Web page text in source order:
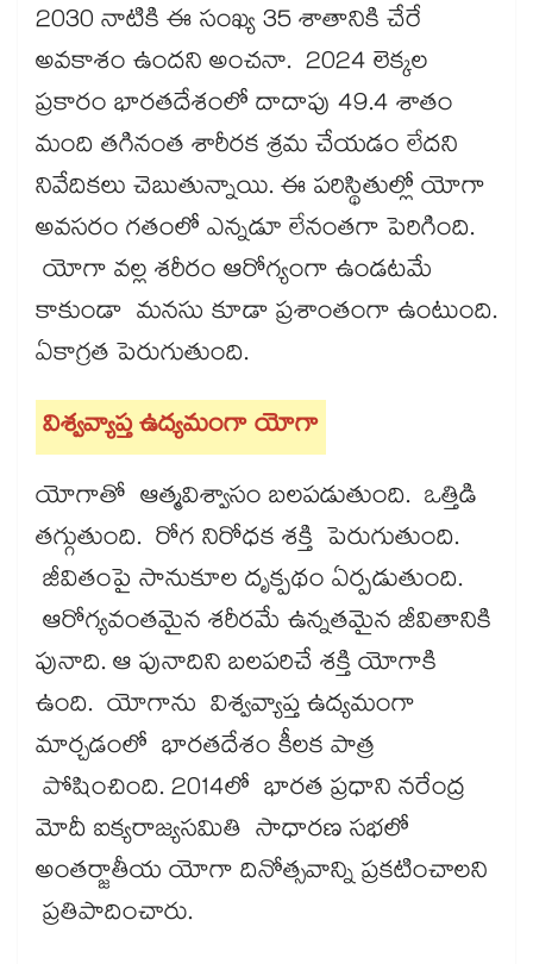
2030 నాటికి ఈ సంఖ్య 35 శాతానికి చేరే
అవకాశం ఉందని అంచనా. 2024 లెక్కల
ప్రకారం భారతదేశంలో దాదాపు 49.4 శాతం
మంది తగినంత శారీరక శ్రమ చేయడం లేదని
నివేదికలు చెబుతున్నాయి. ఈ పరిస్థితుల్లో యోగా
అవసరం గతంలో ఎన్నడూ లేనంతగా పెరిగింది.
యోగా వల్ల శరీరం ఆరోగ్యంగా ఉండటమే
కాకుండా మనసు కూడా ప్రశాంతంగా ఉంటుంది.
ఏకాగ్రత పెరుగుతుంది.
విశ్వవ్యాప్త ఉద్యమంగా యోగా
యోగాతో ఆత్మవిశ్వాసం బలపడుతుంది. ఒత్తిడి
తగ్గుతుంది. రోగ నిరోధక శక్తి పెరుగుతుంది.
జీవితంపై సానుకూల దృక్పథం ఏర్పడుతుంది.
ఆరోగ్యవంతమైన శరీరమే ఉన్నతమైన జీవితానికి
పునాది. ఆ పునాదిని బలపరిచే శక్తి యోగాకి
ఉంది. యోగాను విశ్వవ్యాప్త ఉద్యమంగా
మార్చడంలో భారతదేశం కీలక పాత్ర
పోషించింది. 2014లో భారత ప్రధాని న‌‌‌‌‌‌‌‌రేంద్ర
మోదీ ఐక్యరాజ్యసమితి సాధారణ సభలో
అంతర్జాతీయ యోగా దినోత్సవాన్ని ప్రకటించాలని
ప్రతిపాదించారు.